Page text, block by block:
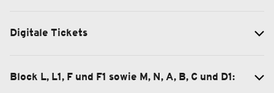
Digitale Tickets
Block L, L1, F und F1 sowie M, N, A, B, C und D1: